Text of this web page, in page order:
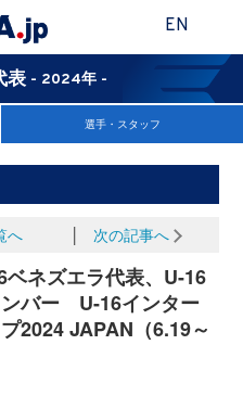
EN
表 - 2024年 -
選手・スタッフ
へ 次の記事へ
ネズエラ代表、U-16
バー U-16インター
2024 JAPAN（6.19～